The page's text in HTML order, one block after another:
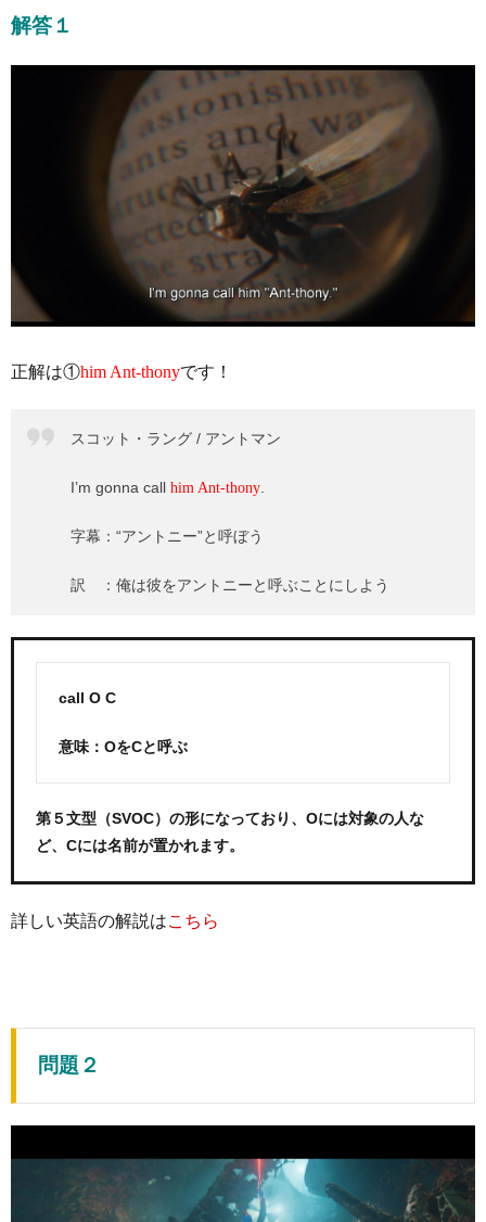
解答１
正解は①him Ant-thonyです！
スコット・ラング / アントマン
I’m gonna call him Ant-thony
字幕：“アントニー”と呼ぼう
訳 ：俺は彼をアントニーと呼ぶことにしよう
call O C
意味：OをCと呼ぶ
第５文型（SVOC）の形になっており、Oには対象の人な
ど、Cには名前が置かれます。
詳しい英語の解説はこちら
問題２